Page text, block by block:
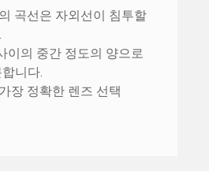
곡선은 자외선이 침투할
이의 중간 정도의 양으로
니다.
장 정확한 렌즈 선택